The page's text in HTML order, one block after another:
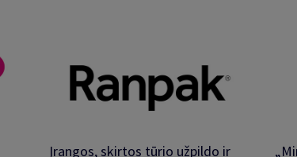
Įrangos, skirtos tūrio užpildo ir